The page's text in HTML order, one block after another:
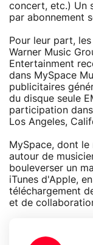
concert, etc.) Un
par abonnement
Pour leur part,
Warner Music
Entertainment
dans MySpace
publicitaires
du disque seule
participation
Los Angeles,
MySpace, dont
autour de
bouleverser un
iTunes d'Apple,
téléchargement
et de